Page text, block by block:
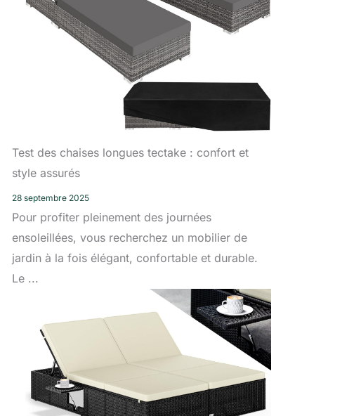
Test des chaises longues tectake : confort et
style assurés
28 septembre 2025
Pour profiter pleinement des journées
ensoleillées, vous recherchez un mobilier de
jardin à la fois élégant, confortable et durable.
Le ...